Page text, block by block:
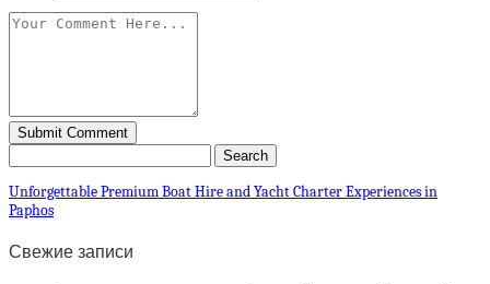
Unforgettable Premium Boat Hire and Yacht Charter Experiences in
Paphos
Свежие записи